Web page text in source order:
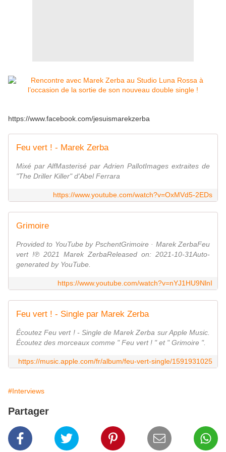
https://www.facebook.com/jesuismarekzerba
Feu vert ! - Marek Zerba
Mixé par AlfMasterisé par Adrien PallotImages extraites de
"The Driller Killer" d'Abel Ferrara
https://www.youtube.com/watch?v=OxMVd5-2EDs
Grimoire
Provided to YouTube by PschentGrimoire · Marek ZerbaFeu
vert !℗ 2021 Marek ZerbaReleased on: 2021-10-31Auto-
generated by YouTube.
https://www.youtube.com/watch?v=nYJ1HU9NlnI
Feu vert ! - Single par Marek Zerba
Écoutez Feu vert ! - Single de Marek Zerba sur Apple Music.
Écoutez des morceaux comme " Feu vert ! " et " Grimoire ".
https://music.apple.com/fr/album/feu-vert-single/1591931025
#Interviews
Partager